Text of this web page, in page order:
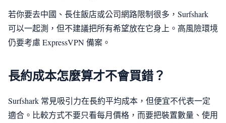
若你要去中國、長住飯店或公司網路限制很多，Surfshark
可以一起測，但不建議把所有希望放在它身上。高風險環境
仍要考慮 ExpressVPN 備案。
長約成本怎麼算才不會買錯？
Surfshark 常見吸引力在長約平均成本，但便宜不代表一定
適合。比較方式不要只看每月價格，而要把裝置數量、使用